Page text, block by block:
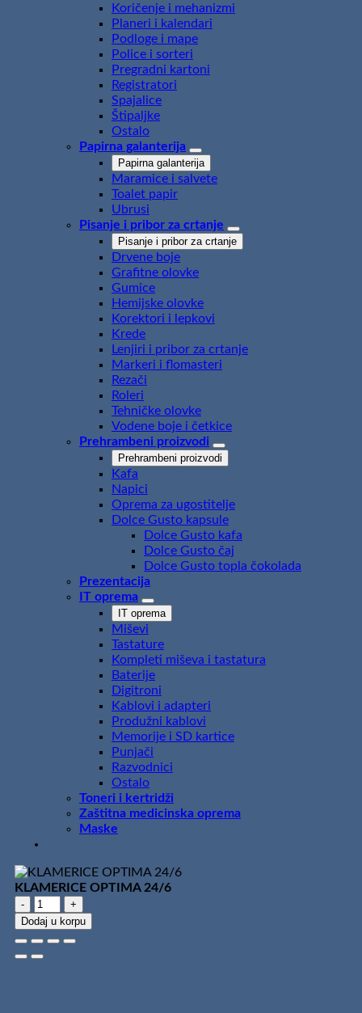
Koričenje i mehanizmi
Planeri i kalendari
Podloge i mape
Police i sorteri
Pregradni kartoni
Registratori
Spajalice
Štipaljke
Ostalo
Papirna galanterija
Papirna galanterija
Maramice i salvete
Toalet papir
Ubrusi
Pisanje i pribor za crtanje
Pisanje i pribor za crtanje
Drvene boje
Grafitne olovke
Gumice
Hemijske olovke
Korektori i lepkovi
Krede
Lenjiri i pribor za crtanje
Markeri i flomasteri
Rezači
Roleri
Tehničke olovke
Vodene boje i četkice
Prehrambeni proizvodi
Prehrambeni proizvodi
Kafa
Napici
Oprema za ugostitelje
Dolce Gusto kapsule
Dolce Gusto kafa
Dolce Gusto čaj
Dolce Gusto topla čokolada
Prezentacija
IT oprema
IT oprema
Miševi
Tastature
Kompleti miševa i tastatura
Baterije
Digitroni
Kablovi i adapteri
Produžni kablovi
Memorije i SD kartice
Punjači
Razvodnici
Ostalo
Toneri i kertridži
Zaštitna medicinska oprema
Maske
KLAMERICE OPTIMA 24/6
KLAMERICE
OPTIMA
24/6
Dodaj u korpu